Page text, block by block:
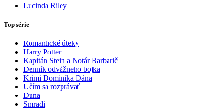
Lucinda Riley
Top série
Romantické úteky
Harry Potter
Kapitán Stein a Notár Barbarič
Denník odvážneho bojka
Krimi Dominika Dána
Učím sa rozprávať
Duna
Smradi